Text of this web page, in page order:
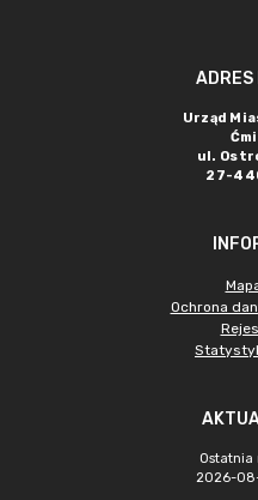
ADRES
Urząd
ul.
27-
Ochrona
Ostatnia
2026-